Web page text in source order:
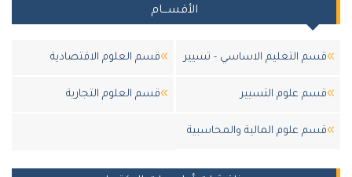
الأقســـام
قسم التعليم الاساسي - تسيير قسم العلوم الاقتصادية
قسم علوم التسيير قسم العلوم التجارية
قسم علوم المالية والمحاسبية